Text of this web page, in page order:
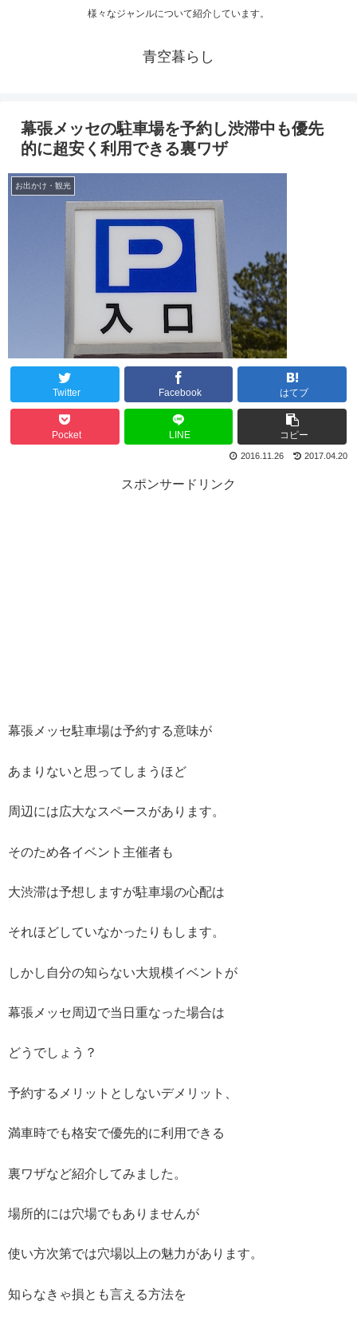
様々なジャンルについて紹介しています。
青空暮らし
幕張メッセの駐車場を予約し渋滞中も優先
的に超安く利用できる裏ワザ
お出かけ・観光
Twitter Facebook はてブ
Pocket LINE コピー
2017.04.20
2016.11.26
スポンサードリンク
幕張メッセ駐車場は予約する意味が
あまりないと思ってしまうほど
周辺には広大なスペースがあります。
そのため各イベント主催者も
大渋滞は予想しますが駐車場の心配は
それほどしていなかったりもします。
しかし自分の知らない大規模イベントが
幕張メッセ周辺で当日重なった場合は
どうでしょう？
予約するメリットとしないデメリット、
満車時でも格安で優先的に利用できる
裏ワザなど紹介してみました。
場所的には穴場でもありませんが
使い方次第では穴場以上の魅力があります。
知らなきゃ損とも言える方法を